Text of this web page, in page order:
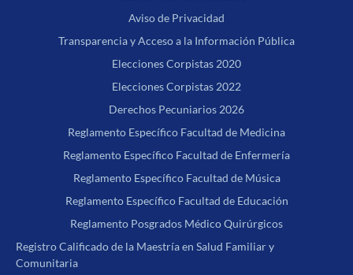
Aviso de Privacidad
Transparencia y Acceso a la Información Pública
Elecciones Corpistas 2020
Elecciones Corpistas 2022
Derechos Pecuniarios 2026
Reglamento Específico Facultad de Medicina
Reglamento Específico Facultad de Enfermería
Reglamento Específico Facultad de Música
Reglamento Específico Facultad de Educación
Reglamento Posgrados Médico Quirúrgicos
Registro Calificado de la Maestría en Salud Familiar y
Comunitaria